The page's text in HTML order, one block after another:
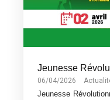
06/04/2026
Jeunesse